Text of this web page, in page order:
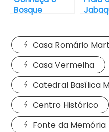
Bosque
Sarapateando
Casa Romário
Casa Vermelha
Catedral Basílica
Centro Histórico
Fonte da Memória